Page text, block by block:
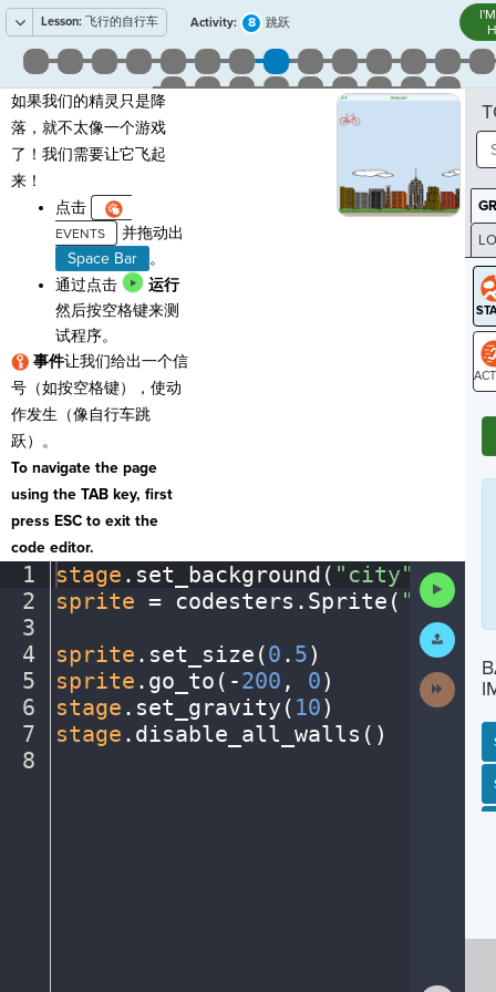
Lesson: 飞行的自行车 Activity: 8 跳跃
如果我们的精灵只是降
落，就不太像一个游戏
了！我们需要让它飞起
来！
点击
并拖动出
Space Bar
。
通过点击
运行
然后按空格键来测
试程序。
事件让我们给出一个信
号（如按空格键），使动
作发生（像自行车跳
跃）。
To navigate the page
using the TAB key, first
press ESC to exit the
code editor.
1
2
3
4
5
6
7
8
stage . set_background( "city" )¬
sprite = codesters . Sprite( "bike"
sprite . set_size(0 . 5)
sprite . go_to( -200 , 0)
stage . set_gravity( 10)
stage . disable_all_walls()
Code
Submit
Work
Activity